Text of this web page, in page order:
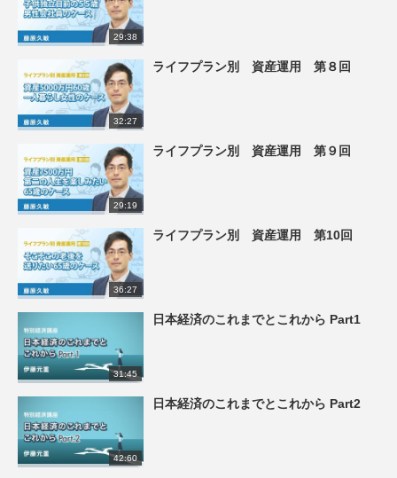
29:38
32:27
ライフプラン別 資産運用 第８回
29:19
ライフプラン別 資産運用 第９回
36:27
ライフプラン別 資産運用 第10回
31:45
日本経済のこれまでとこれから Part1
42:60
日本経済のこれまでとこれから Part2